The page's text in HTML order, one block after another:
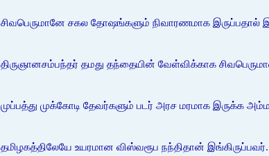
சிவபெருமானே சகல தோஷங்களும் நிவாரணமாக இருப்பதால்
திருஞானசம்பந்தர் தமது தந்தையின் வேள்விக்காக
முப்பத்து முக்கோடி தேவர்களும் படர் அரச மரமாக இருக்க
தமிழகத்திலேயே உயரமான விஸ்வரூப நந்திதான் இங்கிருப்பவர்.